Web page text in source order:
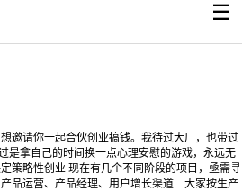
☰
邀请你一起合伙创业搞钱。我待过大厂，也带过
是拿自己的时间换一点心理安慰的游戏，永远无
策略性创业 现在有几个不同阶段的项目，亟需寻
品运营、产品经理、用户增长渠道…大家按生产